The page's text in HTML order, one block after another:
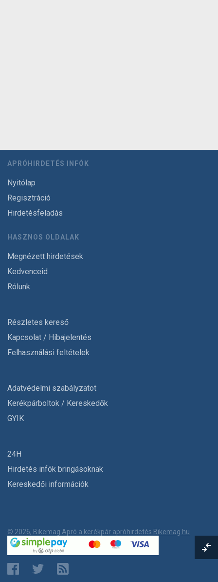
APRÓHIRDETÉS INFÓK
Nyitólap
Regisztráció
Hirdetésfeladás
HASZNOS OLDALAK
Megnézett hirdetések
Kedvenceid
Rólunk
Részletes kereső
Kapcsolat / Hibajelentés
Felhasználási feltételek
Adatvédelmi szabályzatot
Kerékpárboltok / Kereskedők
GYIK
24H
Hirdetés infók bringásoknak
Kereskedői információk
© 2026, Bikemag Apró a kerékpár apróhirdetés Bikemag.hu